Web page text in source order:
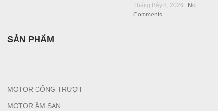
Tháng Bảy 8, 2026
No
Comments
SẢN PHẨM
MOTOR CỔNG TRƯỢT
MOTOR ÂM SÀN